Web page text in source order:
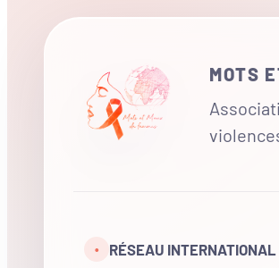
MOTS
• RÉSEAU INTERNATIONAL